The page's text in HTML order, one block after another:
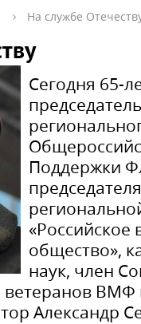
На службе
Сегодня 65-
Поддержки
«Российское
общество»,
наук, член
ветеранов
Александр